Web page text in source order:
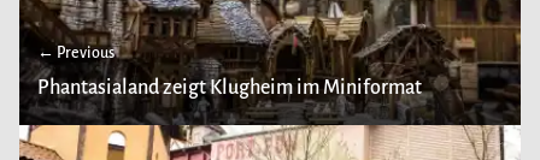
← Previous
Phantasialand zeigt Klugheim im Miniformat